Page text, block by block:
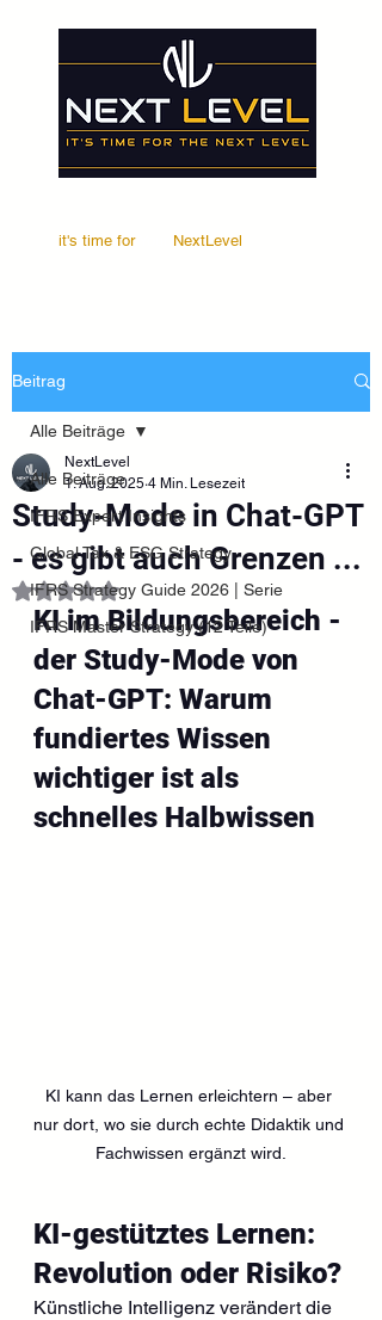
it's time for NextLevel
Beitrag
Alle Beiträge
IFRS Expert Insights
Global Tax & ESG Strategy
IFRS Strategy Guide 2026 | Serie
IFRS Master Strategy (12 Teile)
Alle Beiträge
Study-Mode in Chat-GPT
- es gibt auch Grenzen ...
NextLevel
1. Aug. 2025 4 Min. Lesezeit
Mit NaN von 5 Sternen bewertet.
KI im Bildungsbereich -
der Study-Mode von
Chat-GPT: Warum
fundiertes Wissen
wichtiger ist als
schnelles Halbwissen
KI kann das Lernen erleichtern – aber
nur dort, wo sie durch echte Didaktik und
Fachwissen ergänzt wird.
KI-gestütztes Lernen:
Revolution oder Risiko?
Künstliche Intelligenz verändert die